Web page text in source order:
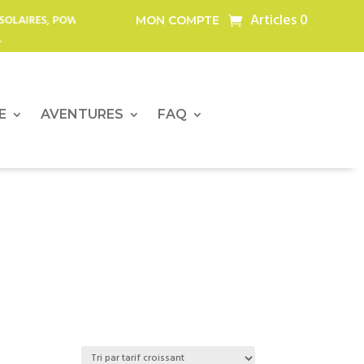
POWERBANKS, LAMPES LED,
SERIE LIMITEE – POWERTEC OFFRE
MON COMPTE Articles 0
AVENTURES FAQ